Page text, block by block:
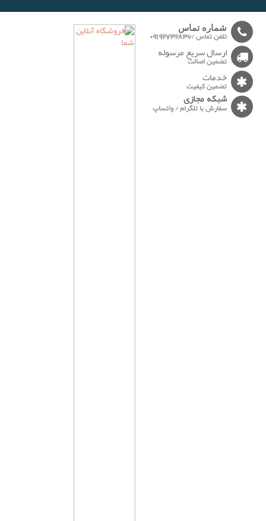
شماره تماس
تلفن تماس /09192732836
ارسال سریع مرسوله
تضمین اصالت
خدمات
تضمین کیفیت
شبکه مجازی
سفارش با تلگرام / واتساپ